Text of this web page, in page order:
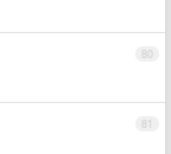
80
81